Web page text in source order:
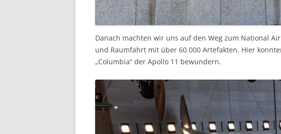
Danach machten wir uns auf den Weg zum National
und Raumfahrt mit über 60.000 Artefakten. Hier
„Columbia“ der Apollo 11 bewundern.